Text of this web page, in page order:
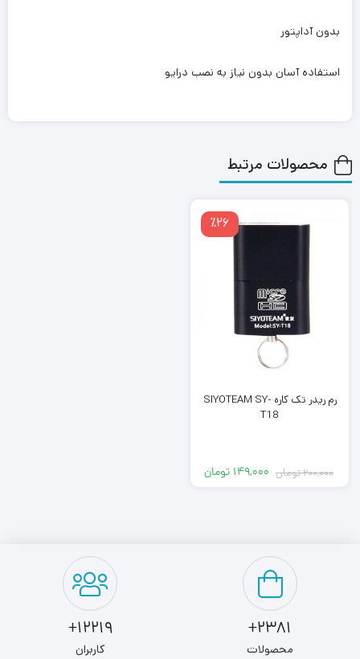
بدون آداپتور
استفاده آسان بدون نیاز به نصب درایو
محصولات مرتبط
٪26
رم ریدر تک کاره SIYOTEAM SY-
T18
۲۰۰,۰۰۰تومان ۱۴۹,۰۰۰ تومان
2381+
محصولات
12219+
کاربران